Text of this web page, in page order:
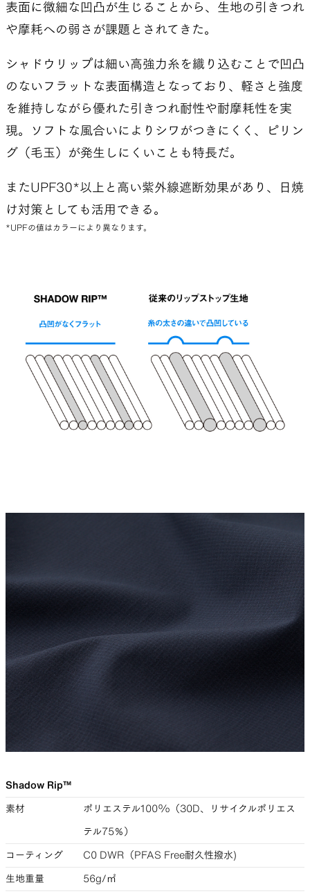
表面に微細な凹凸が生じることから、生地の引きつれ
や摩耗への弱さが課題とされてきた。
シャドウリップは細い高強力糸を織り込むことで凹凸
のないフラットな表面構造となっており、軽さと強度
を維持しながら優れた引きつれ耐性や耐摩耗性を実
現。ソフトな風合いによりシワがつきにくく、ピリン
グ（毛玉）が発生しにくいことも特長だ。
またUPF30*以上と高い紫外線遮断効果があり、日焼
け対策としても活用できる。
*UPFの値はカラーにより異なります。
Shadow Rip™
素材 ポリエステル100%（30D、リサイクルポリエス
テル75％）
コーティング C0 DWR（PFAS Free耐久性撥水)
生地重量 56g/㎡